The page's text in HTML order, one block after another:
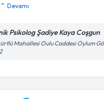
Devamı
Psikolog Şadiye Kaya Coşgun
Mahallesi Oulu Caddesi Oylum